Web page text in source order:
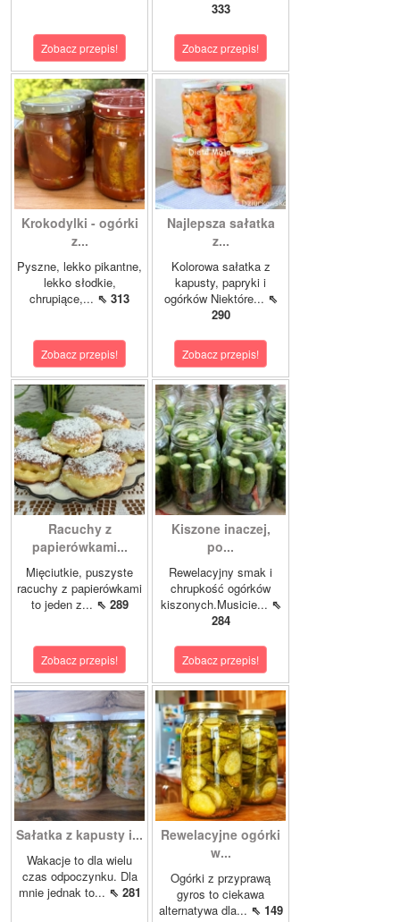
Zobacz przepis!
333
Zobacz przepis!
Krokodylki - ogórki
z...
Pyszne, lekko pikantne,
lekko słodkie,
chrupiące,... ⇖ 313
Zobacz przepis!
Najlepsza sałatka
z...
Kolorowa sałatka z
kapusty, papryki i
ogórków Niektóre... ⇖
290
Zobacz przepis!
Racuchy z
papierówkami...
Mięciutkie, puszyste
racuchy z papierówkami
to jeden z... ⇖ 289
Zobacz przepis!
Kiszone inaczej,
po...
Rewelacyjny smak i
chrupkość ogórków
kiszonych.Musicie... ⇖
284
Zobacz przepis!
Sałatka z kapusty i...
Wakacje to dla wielu
czas odpoczynku. Dla
mnie jednak to... ⇖ 281
Rewelacyjne ogórki
w...
Ogórki z przyprawą
gyros to ciekawa
alternatywa dla... ⇖ 149